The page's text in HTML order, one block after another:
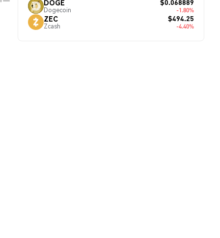
DOGE
Dogecoin
$0.068889
-1.80%
ZEC
Zcash
$494.25
-4.40%